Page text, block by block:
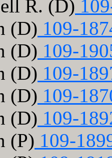
R. (D)
(D) 109-
(D) 109-
(D) 109-
(D) 109-
(D) 109-
(P) 109-